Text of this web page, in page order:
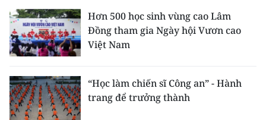
Hơn 500 học sinh vùng cao Lâm
Đồng tham gia Ngày hội Vươn cao
Việt Nam
“Học làm chiến sĩ Công an” - Hành
trang để trưởng thành